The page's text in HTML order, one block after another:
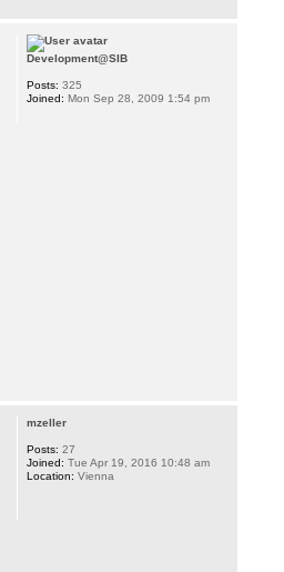
Development@SIB
Posts: 325
Joined: Mon Sep 28, 2009 1:54 pm
mzeller
Posts: 27
Joined: Tue Apr 19, 2016 10:48 am
Location: Vienna